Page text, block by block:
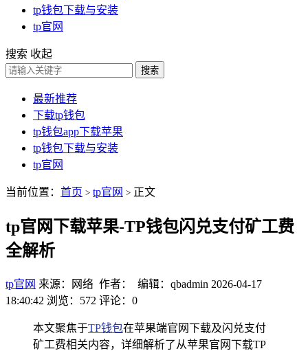
tp钱包下载与安装
tp官网
搜索 收起
搜索
最新推荐
下载tp钱包
tp钱包app下载苹果
tp钱包下载与安装
tp官网
当前位置： 首页 > tp官网 > 正文
tp官网下载苹果-TP钱包闪兑支付矿工费
全解析
tp官网 来源：网络 作者： 编辑：qbadmin 2026-04-17
18:40:42 浏览：572 评论：0
本文聚焦于TP钱包在苹果端官网下载及闪兑支付
矿工费相关内容，详细解析了从苹果官网下载TP